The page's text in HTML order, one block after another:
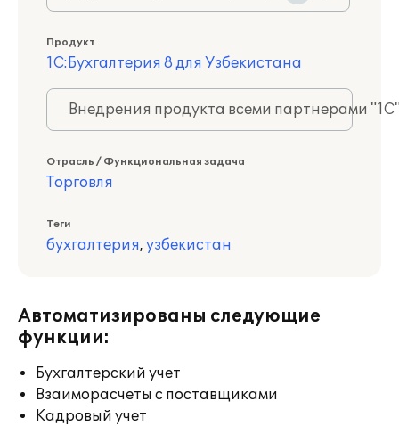
Продукт
1С:Бухгалтерия 8 для Узбекистана
Внедрения продукта всеми партнерами
Отрасль / Функциональная задача
Торговля
Теги
бухгалтерия, узбекистан
Автоматизированы следующие
функции:
Бухгалтерский учет
Взаиморасчеты с поставщиками
Кадровый учет